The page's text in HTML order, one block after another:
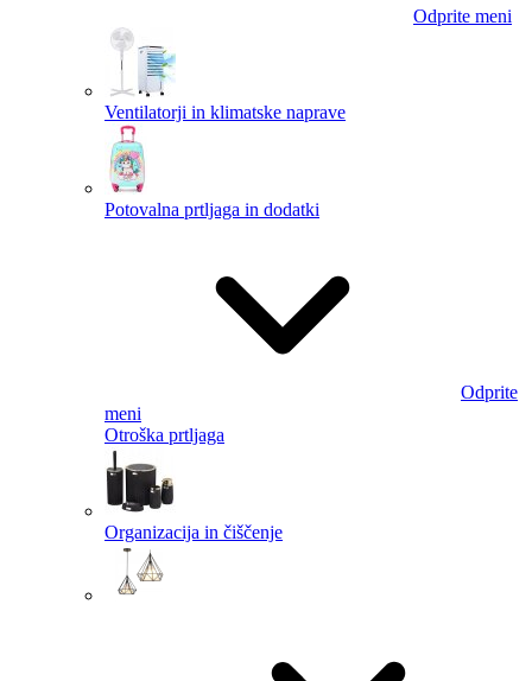
Odprite meni
Ventilatorji in klimatske naprave
Potovalna prtljaga in dodatki
Odprite
meni
Otroška prtljaga
Organizacija in čiščenje